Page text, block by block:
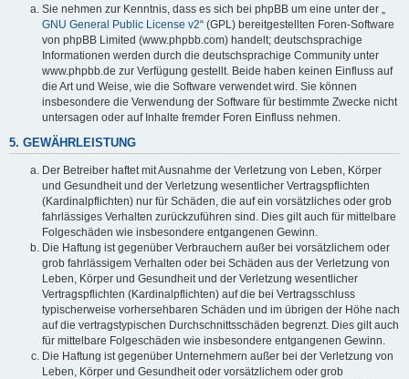
Sie nehmen zur Kenntnis, dass es sich bei phpBB um eine unter der „
GNU General Public License v2“ (GPL) bereitgestellten Foren-Software
von phpBB Limited (www.phpbb.com) handelt; deutschsprachige
Informationen werden durch die deutschsprachige Community unter
www.phpbb.de zur Verfügung gestellt. Beide haben keinen Einfluss auf
die Art und Weise, wie die Software verwendet wird. Sie können
insbesondere die Verwendung der Software für bestimmte Zwecke nicht
untersagen oder auf Inhalte fremder Foren Einfluss nehmen.
5. GEWÄHRLEISTUNG
Der Betreiber haftet mit Ausnahme der Verletzung von Leben, Körper
und Gesundheit und der Verletzung wesentlicher Vertragspflichten
(Kardinalpflichten) nur für Schäden, die auf ein vorsätzliches oder grob
fahrlässiges Verhalten zurückzuführen sind. Dies gilt auch für mittelbare
Folgeschäden wie insbesondere entgangenen Gewinn.
Die Haftung ist gegenüber Verbrauchern außer bei vorsätzlichem oder
grob fahrlässigem Verhalten oder bei Schäden aus der Verletzung von
Leben, Körper und Gesundheit und der Verletzung wesentlicher
Vertragspflichten (Kardinalpflichten) auf die bei Vertragsschluss
typischerweise vorhersehbaren Schäden und im übrigen der Höhe nach
auf die vertragstypischen Durchschnittsschäden begrenzt. Dies gilt auch
für mittelbare Folgeschäden wie insbesondere entgangenen Gewinn.
Die Haftung ist gegenüber Unternehmern außer bei der Verletzung von
Leben, Körper und Gesundheit oder vorsätzlichem oder grob